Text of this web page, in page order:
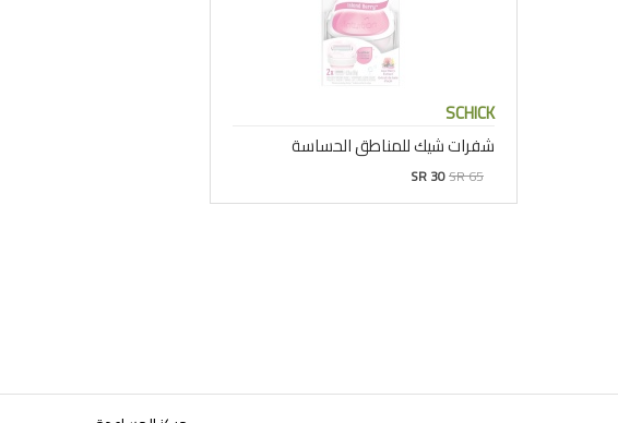
SCHICK
شفرات شيك للمناطق الحساسة
SR 30SR 65